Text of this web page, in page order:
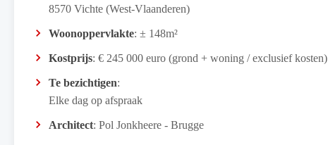
8570 Vichte (West-Vlaanderen)
Woonoppervlakte: ± 148m²
Kostprijs: € 245 000 euro (grond + woning / exclusief kosten)
Te bezichtigen:
Elke dag op afspraak
Architect: Pol Jonkheere - Brugge